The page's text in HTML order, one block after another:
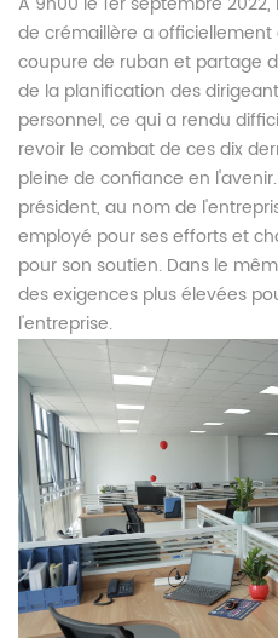
de crémaillère a
coupure de ruban et partage
de la planification des
personnel, ce qui a rendu
revoir le combat de ces dix
pleine de confiance en
président, au nom de
employé pour ses efforts et
pour son soutien. Dans le
des exigences plus élevées
l'entreprise.